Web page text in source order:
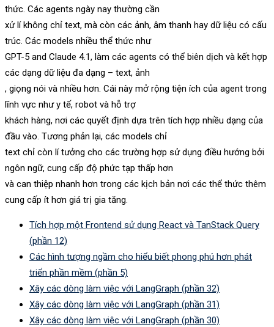
thức. Các agents ngày nay thường cần
xử lí không chỉ text, mà còn các ảnh, âm thanh hay dữ liệu có cấu
trúc. Các models nhiều thể thức như
GPT-5 and Claude 4.1, làm các agents có thể biên dịch và kết hợp
các dạng dữ liệu đa dạng – text, ảnh
, giọng nói và nhiều hơn. Cái này mở rộng tiện ích của agent trong
lĩnh vực như y tế, robot và hỗ trợ
khách hàng, nơi các quyết định dựa trên tích hợp nhiều dạng của
đầu vào. Tương phản lại, các models chỉ
text chỉ còn lí tưởng cho các trường hợp sử dụng điều hướng bởi
ngôn ngữ, cung cấp độ phức tạp thấp hơn
và can thiệp nhanh hơn trong các kịch bản nơi các thể thức thêm
cung cấp ít hơn giá trị gia tăng.
Tích hợp một Frontend sử dụng React và TanStack Query
(phần 12)
Các hình tượng ngầm cho hiểu biết phong phú hơn phát
triển phần mềm (phần 5)
Xây các dòng làm việc với LangGraph (phần 32)
Xây các dòng làm việc với LangGraph (phần 31)
Xây các dòng làm việc với LangGraph (phần 30)